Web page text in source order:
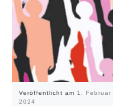
Veröffentlicht am 1. Februar
2024